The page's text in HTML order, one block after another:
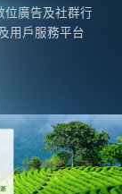
位廣告及社群行
用戶服務平台